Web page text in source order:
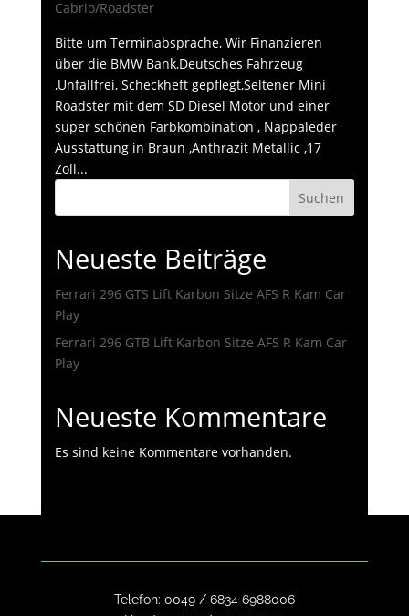
Cabrio/Roadster
Bitte um Terminabsprache, Wir Finanzieren
über die BMW Bank,Deutsches Fahrzeug
,Unfallfrei, Scheckheft gepflegt,Seltener Mini
Roadster mit dem SD Diesel Motor und einer
super schönen Farbkombination , Nappaleder
Ausstattung in Braun ,Anthrazit Metallic ,17
Zoll...
Suchen
Neueste Beiträge
Ferrari 296 GTS Lift Karbon Sitze AFS R Kam Car
Play
Ferrari 296 GTB Lift Karbon Sitze AFS R Kam Car
Play
Neueste Kommentare
Es sind keine Kommentare vorhanden.
Telefon: 0049 / 6834 6988006